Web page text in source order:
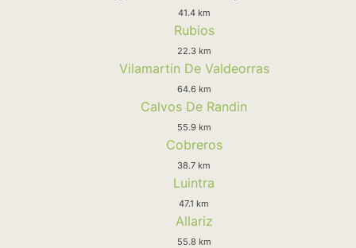
41.4 km
Rubios
22.3 km
Vilamartin De Valdeorras
64.6 km
Calvos De Randin
55.9 km
Cobreros
38.7 km
Luintra
47.1 km
Allariz
55.8 km